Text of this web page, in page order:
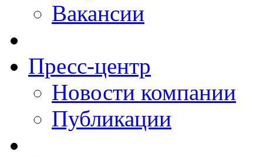
Вакансии
Пресс-центр
Новости компании
Публикации